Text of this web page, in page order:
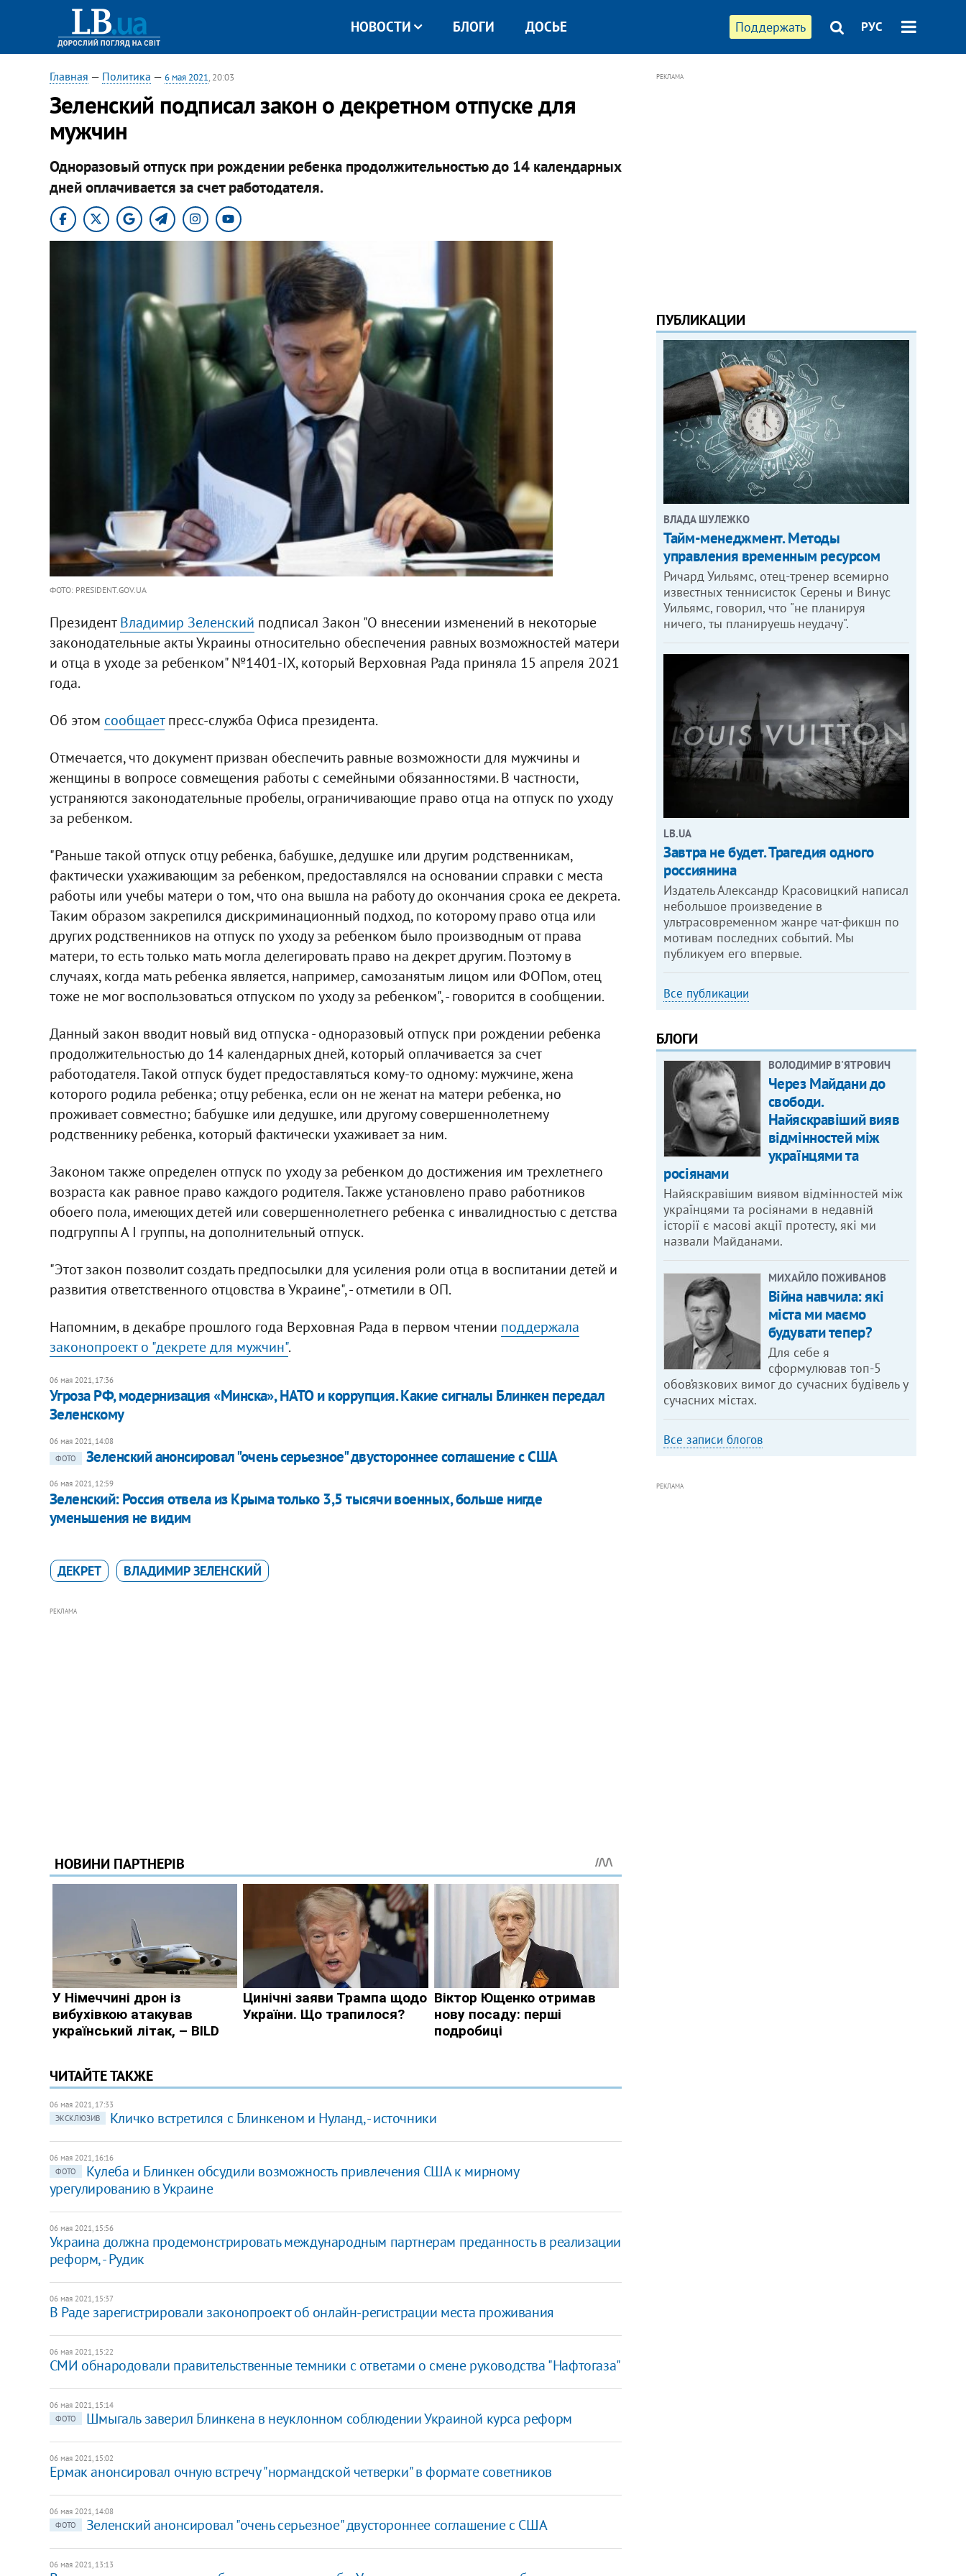
Поддержать РУС
НОВОСТИ БЛОГИ ДОСЬЕ
Главная — Политика — 6 мая 2021, 20:03
Зеленский подписал закон о декретном отпуске для
мужчин
Одноразовый отпуск при рождении ребенка продолжительностью до 14 календарных
дней оплачивается за счет работодателя.
ФОТО: PRESIDENT.GOV.UA
ПрезидентВладимир Зеленский подписал Закон "О внесении изменений в некоторые
законодательные акты Украины относительно обеспечения равных возможностей матери
и отца в уходе за ребенком" №1401-ІХ, который Верховная Рада приняла 15 апреля 2021
года.
Об этом сообщаетпресс-служба Офиса президента.
Отмечается, что документ призван обеспечить равные возможности для мужчины и
женщины в вопросе совмещения работы с семейными обязанностями. В частности,
устраняются законодательные пробелы, ограничивающие право отца на отпуск по уходу
за ребенком.
"Раньше такой отпуск отцу ребенка, бабушке, дедушке или другим родственникам,
фактически ухаживающим за ребенком, предоставлялся на основании справки с места
работы или учебы матери о том, что она вышла на работу до окончания срока ее декрета.
Таким образом закрепился дискриминационный подход, по которому право отца или
других родственников на отпуск по уходу за ребенком было производным от права
матери, то есть только мать могла делегировать право на декрет другим. Поэтому в
случаях, когда мать ребенка является, например, самозанятым лицом или ФОПом, отец
тоже не мог воспользоваться отпуском по уходу за ребенком", - говорится в сообщении.
Данный закон вводит новый вид отпуска - одноразовый отпуск при рождении ребенка
продолжительностью до 14 календарных дней, который оплачивается за счет
работодателя. Такой отпуск будет предоставляться кому-то одному: мужчине, жена
которого родила ребенка; отцу ребенка, если он не женат на матери ребенка, но
проживает совместно; бабушке или дедушке, или другому совершеннолетнему
родственнику ребенка, который фактически ухаживает за ним.
Законом также определен отпуск по уходу за ребенком до достижения им трехлетнего
возраста как равное право каждого родителя. Также установлено право работников
обоего пола, имеющих детей или совершеннолетнего ребенка с инвалидностью с детства
подгруппы А I группы, на дополнительный отпуск.
"Этот закон позволит создать предпосылки для усиления роли отца в воспитании детей и
развития ответственного отцовства в Украине", - отметили в ОП.
Напомним, в декабре прошлого года Верховная Рада в первом чтении поддержала
законопроект о "декрете для мужчин".
06 мая 2021, 17:36
Угроза РФ, модернизация «Минска», НАТО и коррупция. Какие сигналы Блинкен передал
Зеленскому
06 мая 2021, 14:08
ФОТО
Зеленский анонсировал "очень серьезное" двустороннее соглашение с США
06 мая 2021, 12:59
Зеленский: Россия отвела из Крыма только 3,5 тысячи военных, больше нигде
уменьшения не видим
ДЕКРЕТ ВЛАДИМИР ЗЕЛЕНСКИЙ
РЕКЛАМА
ЧИТАЙТЕ ТАКЖЕ
06 мая 2021, 17:33
ЭКСКЛЮЗИВ
Кличко встретился с Блинкеном и Нуланд, - источники
06 мая 2021, 16:16
ФОТО
Кулеба и Блинкен обсудили возможность привлечения США к мирному
урегулированию в Украине
06 мая 2021, 15:56
Украина должна продемонстрировать международным партнерам преданность в реализации
реформ, - Рудик
06 мая 2021, 15:37
В Раде зарегистрировали законопроект об онлайн-регистрации места проживания
06 мая 2021, 15:22
СМИ обнародовали правительственные темники с ответами о смене руководства "Нафтогаза"
06 мая 2021, 15:14
ФОТО
​Шмыгаль заверил Блинкена в неуклонном соблюдении Украиной курса реформ
06 мая 2021, 15:02
Ермак анонсировал очную встречу "нормандской четверки" в формате советников
06 мая 2021, 14:08
ФОТО
Зеленский анонсировал "очень серьезное" двустороннее соглашение с США
06 мая 2021, 13:13
РЕКЛАМА
ПУБЛИКАЦИИ
ВЛАДА ШУЛЕЖКО
Тайм-менеджмент. Методы
управления временным ресурсом
Ричард Уильямс, отец-тренер всемирно
известных теннисисток Серены и Винус
Уильямс, говорил, что "не планируя
ничего, ты планируешь неудачу".
LB.UA
Завтра не будет. Трагедия одного
россиянина
Издатель Александр Красовицкий написал
небольшое произведение в
ультрасовременном жанре чат-фикшн по
мотивам последних событий. Мы
публикуем его впервые.
Все публикации
БЛОГИ
ВОЛОДИМИР В'ЯТРОВИЧ
Через Майдани до
свободи.
Найяскравіший вияв
відмінностей між
українцями та
росіянами
Найяскравішим виявом відмінностей між
українцями та росіянами в недавній
історії є масові акції протесту, які ми
назвали Майданами.
МИХАЙЛО ПОЖИВАНОВ
Війна навчила: які
міста ми маємо
будувати тепер?
Для себе я
сформулював топ-5
обов’язкових вимог до сучасних будівель у
сучасних містах.
Все записи блогов
РЕКЛАМА